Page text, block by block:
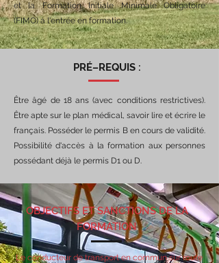
et la Formation Initiale Minimale Obligatoire
(FIMO) à l'entrée en formation.
PRÉ–REQUIS :
Être âgé de 18 ans (avec conditions restrictives).
Être apte sur le plan médical, savoir lire et écrire le
français. Posséder le permis B en cours de validité.
Possibilité d'accès à la formation aux personnes
possédant déjà le permis D1 ou D.
OBJECTIFS ET SANCTIONS DE LA
FORMATION
Le conducteur de transport en commun sur route